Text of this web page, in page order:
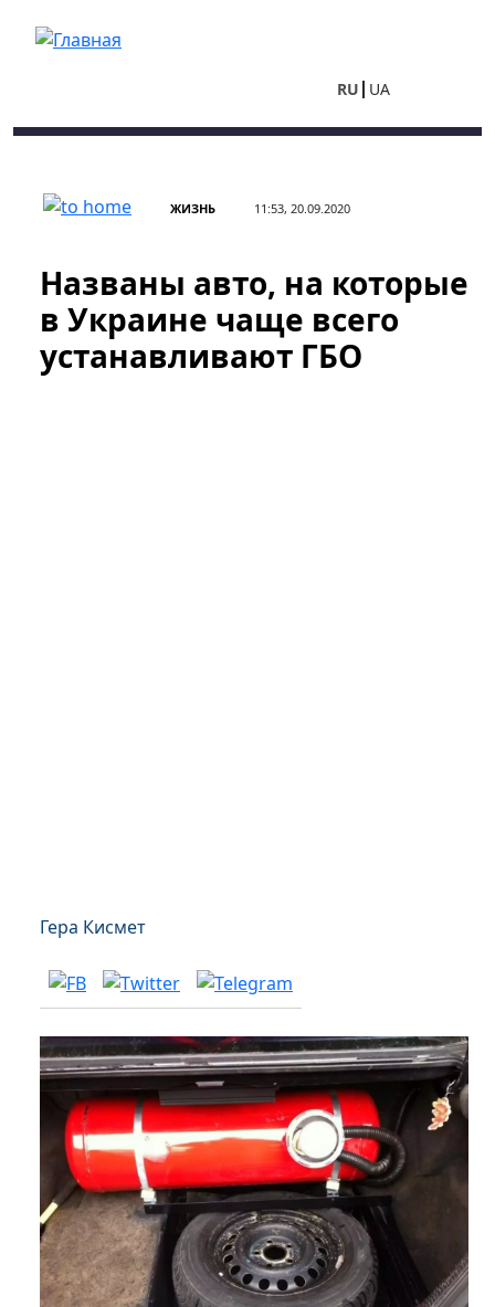
RU UA
ЖИЗНЬ 11:53, 20.09.2020
Названы авто, на которые
в Украине чаще всего
устанавливают ГБО
Гера Кисмет